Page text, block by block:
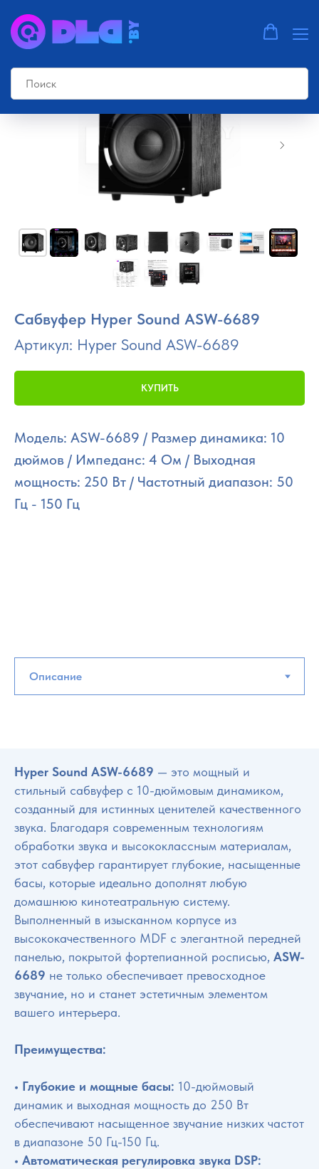
Сабвуфер Hyper Sound ASW-6689
Артикул: Hyper Sound ASW-6689
КУПИТЬ
Модель: ASW-6689 / Размер динамика: 10
дюймов / Импеданс: 4 Ом / Выходная
мощность: 250 Вт / Частотный диапазон: 50
Гц - 150 Гц
Hyper Sound ASW-6689 — это мощный и
стильный сабвуфер с 10-дюймовым динамиком,
созданный для истинных ценителей качественного
звука. Благодаря современным технологиям
обработки звука и высококлассным материалам,
этот сабвуфер гарантирует глубокие, насыщенные
басы, которые идеально дополнят любую
домашнюю кинотеатральную систему.
Выполненный в изысканном корпусе из
высококачественного MDF с элегантной передней
панелью, покрытой фортепианной росписью, ASW-
6689 не только обеспечивает превосходное
звучание, но и станет эстетичным элементом
вашего интерьера.
Преимущества:
• Глубокие и мощные басы: 10-дюймовый
динамик и выходная мощность до 250 Вт
обеспечивают насыщенное звучание низких частот
в диапазоне 50 Гц-150 Гц.
• Автоматическая регулировка звука DSP: